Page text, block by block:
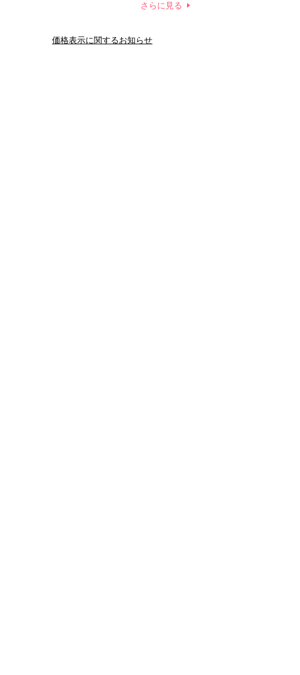
夫との関係
新津春子 どか食い
さらに見る
価格表示に関するお知らせ